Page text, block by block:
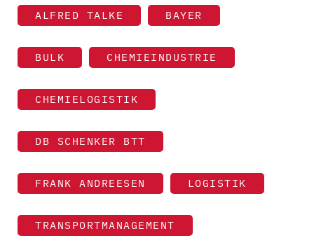
ALFRED TALKE BAYER
BULK CHEMIEINDUSTRIE
CHEMIELOGISTIK
DB SCHENKER BTT
FRANK ANDREESEN LOGISTIK
TRANSPORTMANAGEMENT